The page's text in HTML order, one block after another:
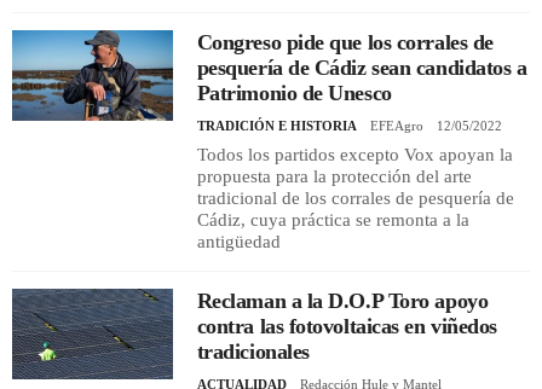
Congreso pide que los corrales de
pesquería de Cádiz sean candidatos a
Patrimonio de Unesco
TRADICIÓN E HISTORIA EFEAgro 12/05/2022
Todos los partidos excepto Vox apoyan la
propuesta para la protección del arte
tradicional de los corrales de pesquería de
Cádiz, cuya práctica se remonta a la
antigüedad
Reclaman a la D.O.P Toro apoyo
contra las fotovoltaicas en viñedos
tradicionales
ACTUALIDAD Redacción Hule y Mantel